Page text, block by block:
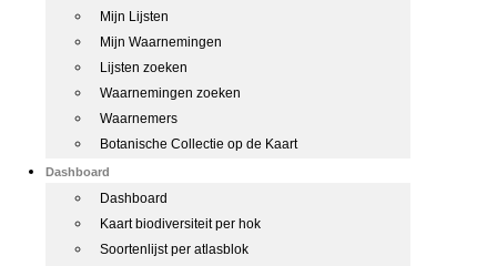
Mijn Lijsten
Mijn Waarnemingen
Lijsten zoeken
Waarnemingen zoeken
Waarnemers
Botanische Collectie op de Kaart
Dashboard
Dashboard
Kaart biodiversiteit per hok
Soortenlijst per atlasblok